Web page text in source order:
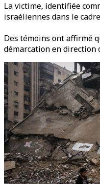
La victime, identifiée
israéliennes dans le
Des témoins ont affirmé
démarcation en direction